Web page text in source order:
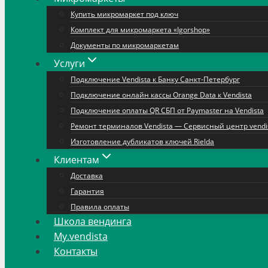
Купить микромаркет под ключ
Комплект для микромаркета «Igorshop»
Документы по микромаркетам
Услуги
Подключение Vendista к Банку Санкт-Петербург
Подключение онлайн кассы Orange Data к Vendista
Подключение оплаты QR СБП от Paymaster на Vendista
Ремонт терминалов Vendista — Сервисный центр
Изготовление дубликатов ключей Rielda
Клиентам
Доставка
Гарантия
Правила оплаты
Школа вендинга
My.vendista
Контакты